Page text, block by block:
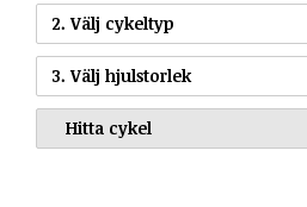
2. Välj cykeltyp
3. Välj hjulstorlek